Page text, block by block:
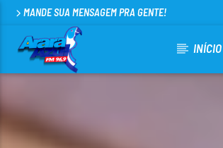
MANDE SUA MENSAGEM PRA GENTE!
INÍCIO